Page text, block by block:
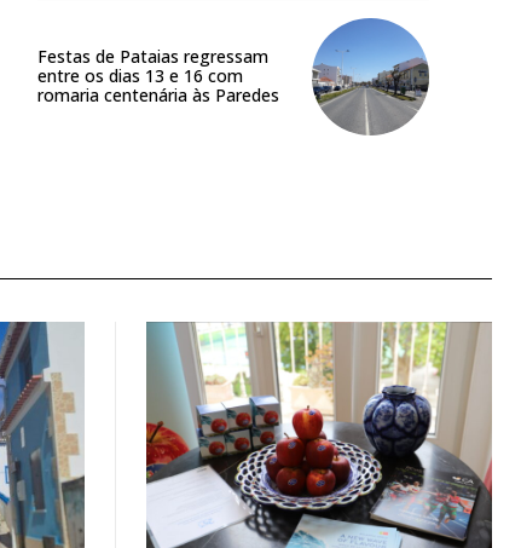
Festas de Pataias regressam
entre os dias 13 e 16 com
romaria centenária às Paredes